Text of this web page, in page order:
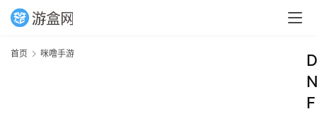
首页 咪噜手游
D
N
F